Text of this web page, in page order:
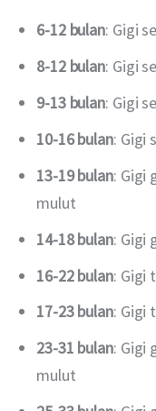
6-12 bulan: Gigi
8-12 bulan: Gigi
9-13 bulan: Gigi
10-16 bulan: Gigi
13-19 bulan: Gigi
mulut
14-18 bulan: Gigi
16-22 bulan: Gigi
17-23 bulan: Gigi
23-31 bulan: Gigi
mulut